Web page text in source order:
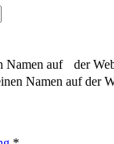
auf der
Namen auf der